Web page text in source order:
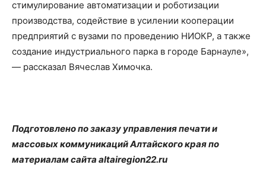
стимулирование автоматизации и роботизации
производства, содействие в усилении кооперации
предприятий с вузами по проведению НИОКР, а также
создание индустриального парка в городе Барнауле»,
— рассказал Вячеслав Химочка.
Подготовлено по заказу управления печати и
массовых коммуникаций Алтайского края по
материалам сайта altairegion22.ru